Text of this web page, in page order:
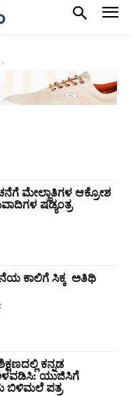
-
ಮೇಲ್ಜಾತಿಗಳ ಆಕ್ರೋಶ
ಷಡ್ಯಂತ್ರ
ಕಾಲಿಗೆ ಸಿಕ್ಕ ಅತಿಥಿ
ಕನ್ನಡ
ಯುಜಿಸಿಗೆ
ಬಿಳಿಮಲೆ ಪತ್ರ